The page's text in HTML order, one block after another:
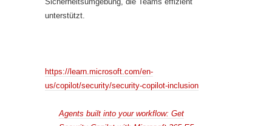
unterstützt.
https://learn.microsoft.com/en-
us/copilot/security/security-copilot-inclusion
Agents built into your workflow: Get